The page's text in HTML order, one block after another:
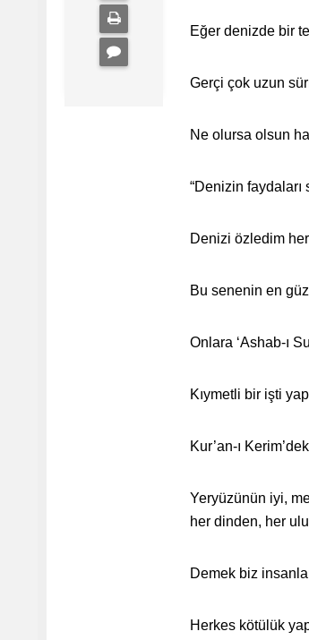
Eğer denizde bir
Gerçi çok uzun
Ne olursa olsun
“Denizin faydaları
Denizi özledim
Bu senenin en
Onlara ‘Ashab-ı
Kıymetli bir işti
Kur’an-ı
Yeryüzünün iyi,
her dinden, her
Demek biz
Herkes kötülük